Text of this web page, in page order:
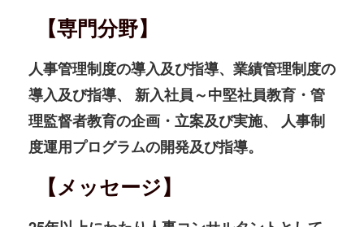
【専門分野】
人事管理制度の導入及び指導、業績管理制度の
導入及び指導、 新入社員～中堅社員教育・管
理監督者教育の企画・立案及び実施、 人事制
度運用プログラムの開発及び指導。
【メッセージ】